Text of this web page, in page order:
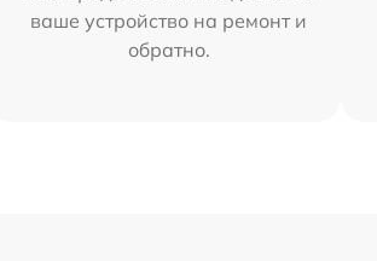
ваше устройство на ремонт и
обратно.